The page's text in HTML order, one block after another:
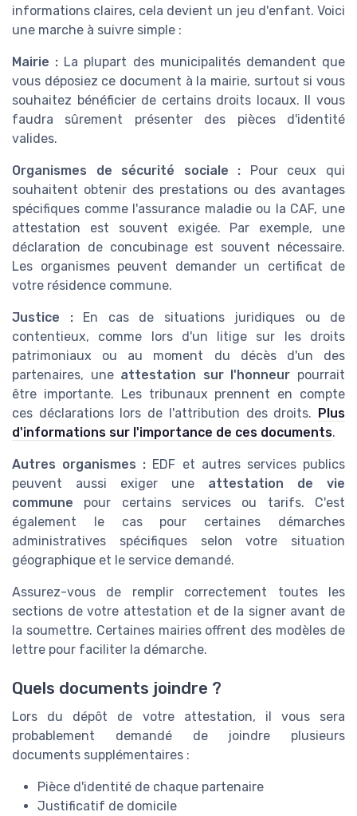
informations claires, cela devient un jeu d'enfant. Voici
une marche à suivre simple :
Mairie : La plupart des municipalités demandent que
vous déposiez ce document à la mairie, surtout si vous
souhaitez bénéficier de certains droits locaux. Il vous
faudra sûrement présenter des pièces d'identité
valides.
Organismes de sécurité sociale : Pour ceux qui
souhaitent obtenir des prestations ou des avantages
spécifiques comme l'assurance maladie ou la CAF, une
attestation est souvent exigée. Par exemple, une
déclaration de concubinage est souvent nécessaire.
Les organismes peuvent demander un certificat de
votre résidence commune.
Justice :En cas de situations juridiques ou de
contentieux, comme lors d'un litige sur les droits
patrimoniaux ou au moment du décès d'un des
partenaires, une attestation sur l'honneur pourrait
être importante. Les tribunaux prennent en compte
ces déclarations lors de l'attribution des droits. Plus
d'informations sur l'importance de ces documents.
Autres organismes : EDF et autres services publics
peuvent aussi exiger une attestation de vie
commune pour certains services ou tarifs. C'est
également le cas pour certaines démarches
administratives spécifiques selon votre situation
géographique et le service demandé.
Assurez-vous de remplir correctement toutes les
sections de votre attestation et de la signer avant de
la soumettre. Certaines mairies offrent des modèles de
lettre pour faciliter la démarche.
Quels documents joindre ?
Lors du dépôt de votre attestation, il vous sera
probablement demandé de joindre plusieurs
documents supplémentaires :
Pièce d'identité de chaque partenaire
Justificatif de domicile